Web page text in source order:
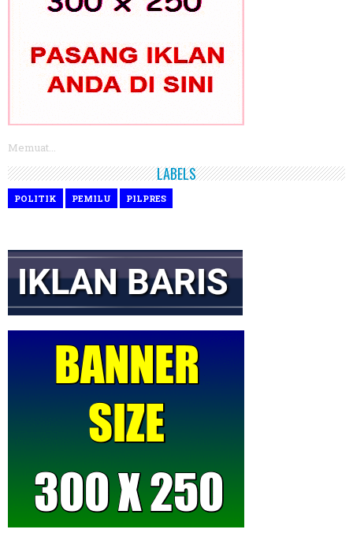
Memuat...
LABELS
POLITIK PEMILU PILPRES